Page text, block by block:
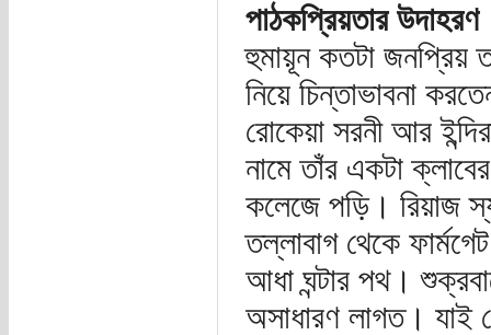
পাঠকপ্রিয়তার উদাহরণ
হুমায়ূন কতটা জনপ্রিয়
নিয়ে চিন্তাভাবনা
রোকেয়া সরনী আর
নামে তাঁর একটা
কলেজে পড়ি। রিয়াজ
তল্লাবাগ থেকে
আধা ঘন্টার পথ।
অসাধারণ লাগত। যাই